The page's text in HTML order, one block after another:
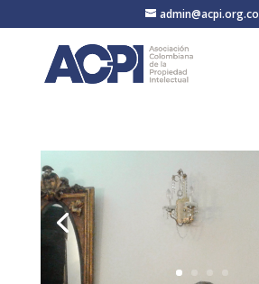
admin@acpi.org.co